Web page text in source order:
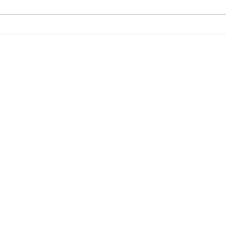
senales indican problemas